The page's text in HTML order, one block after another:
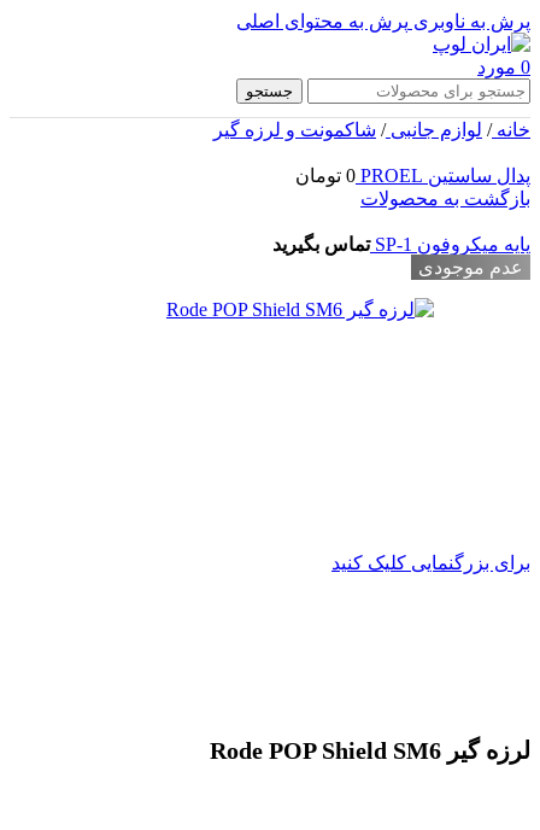
پرش به ناوبری پرش به محتوای اصلی
0 مورد
جستجو
خانه/ لوازم جانبی/ شاکمونت و لرزه گیر
پدال ساستین PROEL 0 تومان
بازگشت به محصولات
پایه میکروفون SP-1
تماس بگیرید
عدم موجودی
برای بزرگنمایی کلیک کنید
لرزه گیر Rode POP Shield SM6